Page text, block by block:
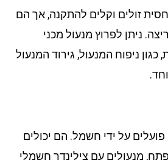
זולים וקלים להתקנה, אך הם
לפרוץ מנעול מכני
ניפוח המנעול, גירוד המנעול
על ידי חשמל. הם יכולים
עם צילינדר חשמלי